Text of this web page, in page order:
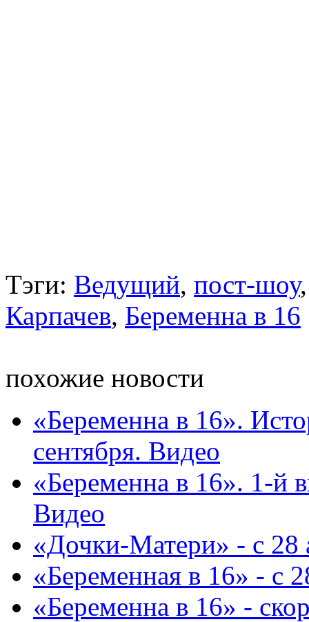
Тэги: Ведущий, пост-шоу
Карпачев, Беременна в 16
похожие новости
«Беременна в 16».
сентября. Видео
«Беременна в 16». 1-й
Видео
«Дочки-Матери» - с 28
«Беременная в 16» - с
«Беременна в 16» -